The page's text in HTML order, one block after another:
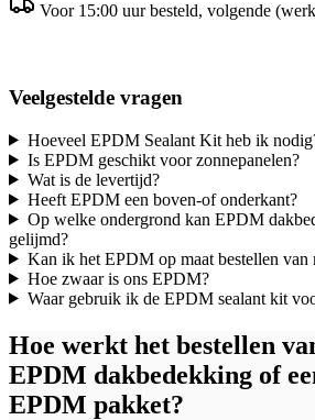
Voor 15:00 uur besteld, volgende
Veelgestelde vragen
Hoeveel EPDM Sealant Kit heb ik
Is EPDM geschikt voor zonnepanelen?
Wat is de levertijd?
Heeft EPDM een boven-of onderkant?
Op welke ondergrond kan EPDM
gelijmd?
Kan ik het EPDM op maat bestellen van
Hoe zwaar is ons EPDM?
Waar gebruik ik de EPDM sealant kit
Hoe werkt het bestellen
EPDM dakbedekking of
EPDM pakket?